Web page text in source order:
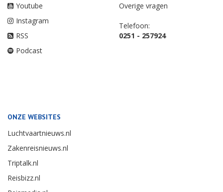
Youtube
Instagram
RSS
Podcast
Overige vragen
Telefoon:
0251 - 257924
ONZE WEBSITES
Luchtvaartnieuws.nl
Zakenreisnieuws.nl
Triptalk.nl
Reisbizz.nl